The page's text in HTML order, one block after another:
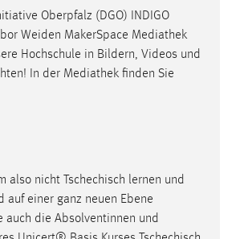
Oberpfalz (DGO) INDIGO
Weiden MakerSpace Mediathek
Hochschule in Bildern, Videos und
In der Mediathek finden Sie
also nicht Tschechisch lernen und
auf einer ganz neuen Ebene
auch die Absolventinnen und
Seitenauslieferung wird in diesem Cookie
man eingeloggt ist.
die gewählte Sprache der Website.